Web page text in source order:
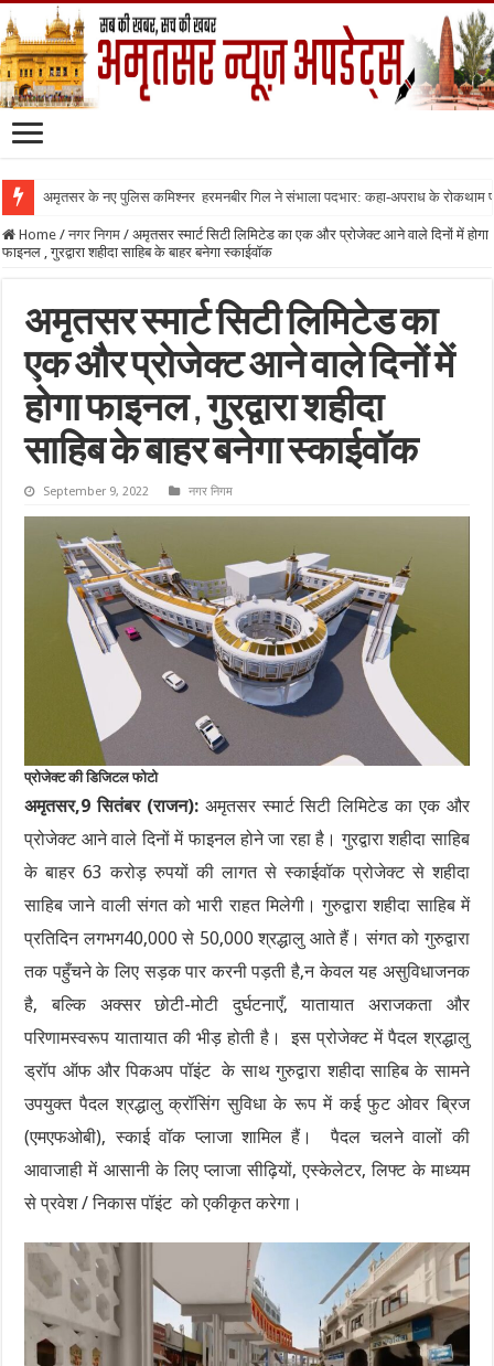
अमृतसर के नए पुलिस कमिश्नर हरमनबीर गिल ने संभाला पदभार: कहा-अपराध के रोकथाम
Home / नगर निगम / अमृतसर स्मार्ट सिटी लिमिटेड का एक और प्रोजेक्ट आने वाले दिनों में होगा
फाइनल , गुरद्वारा शहीदा साहिब के बाहर बनेगा स्काईवॉक
अमृतसर स्मार्ट सिटी लिमिटेड का
एक और प्रोजेक्ट आने वाले दिनों में
होगा फाइनल , गुरद्वारा शहीदा
साहिब के बाहर बनेगा स्काईवॉक
September 9, 2022 नगर निगम
प्रोजेक्ट की डिजिटल फोटो
अमृतसर,9 सितंबर (राजन):अमृतसर स्मार्ट सिटी लिमिटेड का एक और
प्रोजेक्ट आने वाले दिनों में फाइनल होने जा रहा है। गुरद्वारा शहीदा साहिब
के बाहर 63 करोड़ रुपयों की लागत से स्काईवॉक प्रोजेक्ट से शहीदा
साहिब जाने वाली संगत को भारी राहत मिलेगी। गुरुद्वारा शहीदा साहिब में
प्रतिदिन लगभग40,000 से 50,000 श्रद्धालु आते हैं। संगत को गुरुद्वारा
तक पहुँचने के लिए सड़क पार करनी पड़ती है,न केवल यह असुविधाजनक
है, बल्कि अक्सर छोटी-मोटी दुर्घटनाएँ, यातायात अराजकता और
परिणामस्वरूप यातायात की भीड़ होती है। इस प्रोजेक्ट में पैदल श्रद्धालु
ड्रॉप ऑफ और पिकअप पॉइंट के साथ गुरुद्वारा शहीदा साहिब के सामने
उपयुक्त पैदल श्रद्धालु क्रॉसिंग सुविधा के रूप में कई फुट ओवर ब्रिज
(एमएफओबी), स्काई वॉक प्लाजा शामिल हैं। पैदल चलने वालों की
आवाजाही में आसानी के लिए प्लाजा सीढ़ियों, एस्केलेटर, लिफ्ट के माध्यम
से प्रवेश / निकास पॉइंट को एकीकृत करेगा।